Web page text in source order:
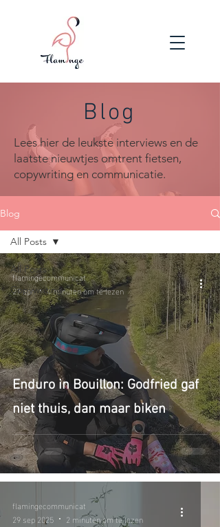
Blog
Lees hier de leukste interviews en de
laatste nieuwtjes omtrent fietsen,
copywriting en communicatie.
Blog
All Posts
Copywriting
All Posts
Enduro in Bouillon: Godfried gaf
niet thuis, dan maar biken
flamingecommunicat
27 apr
4 minuten om te lezen
flamingecommunicat
29 sep 2025
2 minuten om te lezen